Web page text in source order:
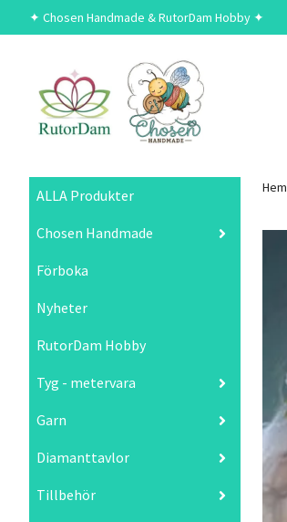
✦ Chosen Handmade & RutorDam Hobby ✦
ALLA Produkter
Chosen Handmade
Förboka
Nyheter
RutorDam Hobby
Tyg - metervara
Garn
Diamanttavlor
Tillbehör
Hem